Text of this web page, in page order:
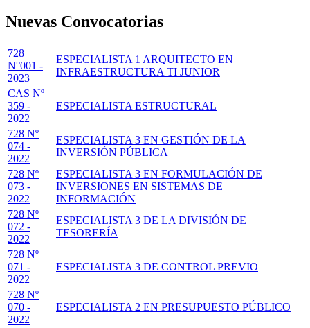
Nuevas Convocatorias
728
N°001 -
2023
ESPECIALISTA 1 ARQUITECTO EN
INFRAESTRUCTURA TI JUNIOR
CAS Nº
359 -
2022
ESPECIALISTA ESTRUCTURAL
728 Nº
074 -
2022
ESPECIALISTA 3 EN GESTIÓN DE LA
INVERSIÓN PÚBLICA
728 Nº
073 -
2022
ESPECIALISTA 3 EN FORMULACIÓN DE
INVERSIONES EN SISTEMAS DE
INFORMACIÓN
728 Nº
072 -
2022
ESPECIALISTA 3 DE LA DIVISIÓN DE
TESORERÍA
728 Nº
071 -
2022
ESPECIALISTA 3 DE CONTROL PREVIO
728 Nº
070 -
2022
ESPECIALISTA 2 EN PRESUPUESTO PÚBLICO